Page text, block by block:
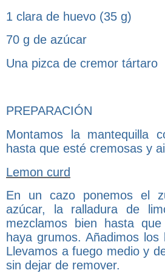
1 clara de huevo (35 g)
70 g de azúcar
Una pizca de cremor tártaro
PREPARACIÓN
Montamos la mantequilla
hasta que esté cremosas y
Lemon curd
En un cazo ponemos el
azúcar, la ralladura de
mezclamos bien hasta
haya grumos. Añadimos
Llevamos a fuego medio y
sin dejar de remover.